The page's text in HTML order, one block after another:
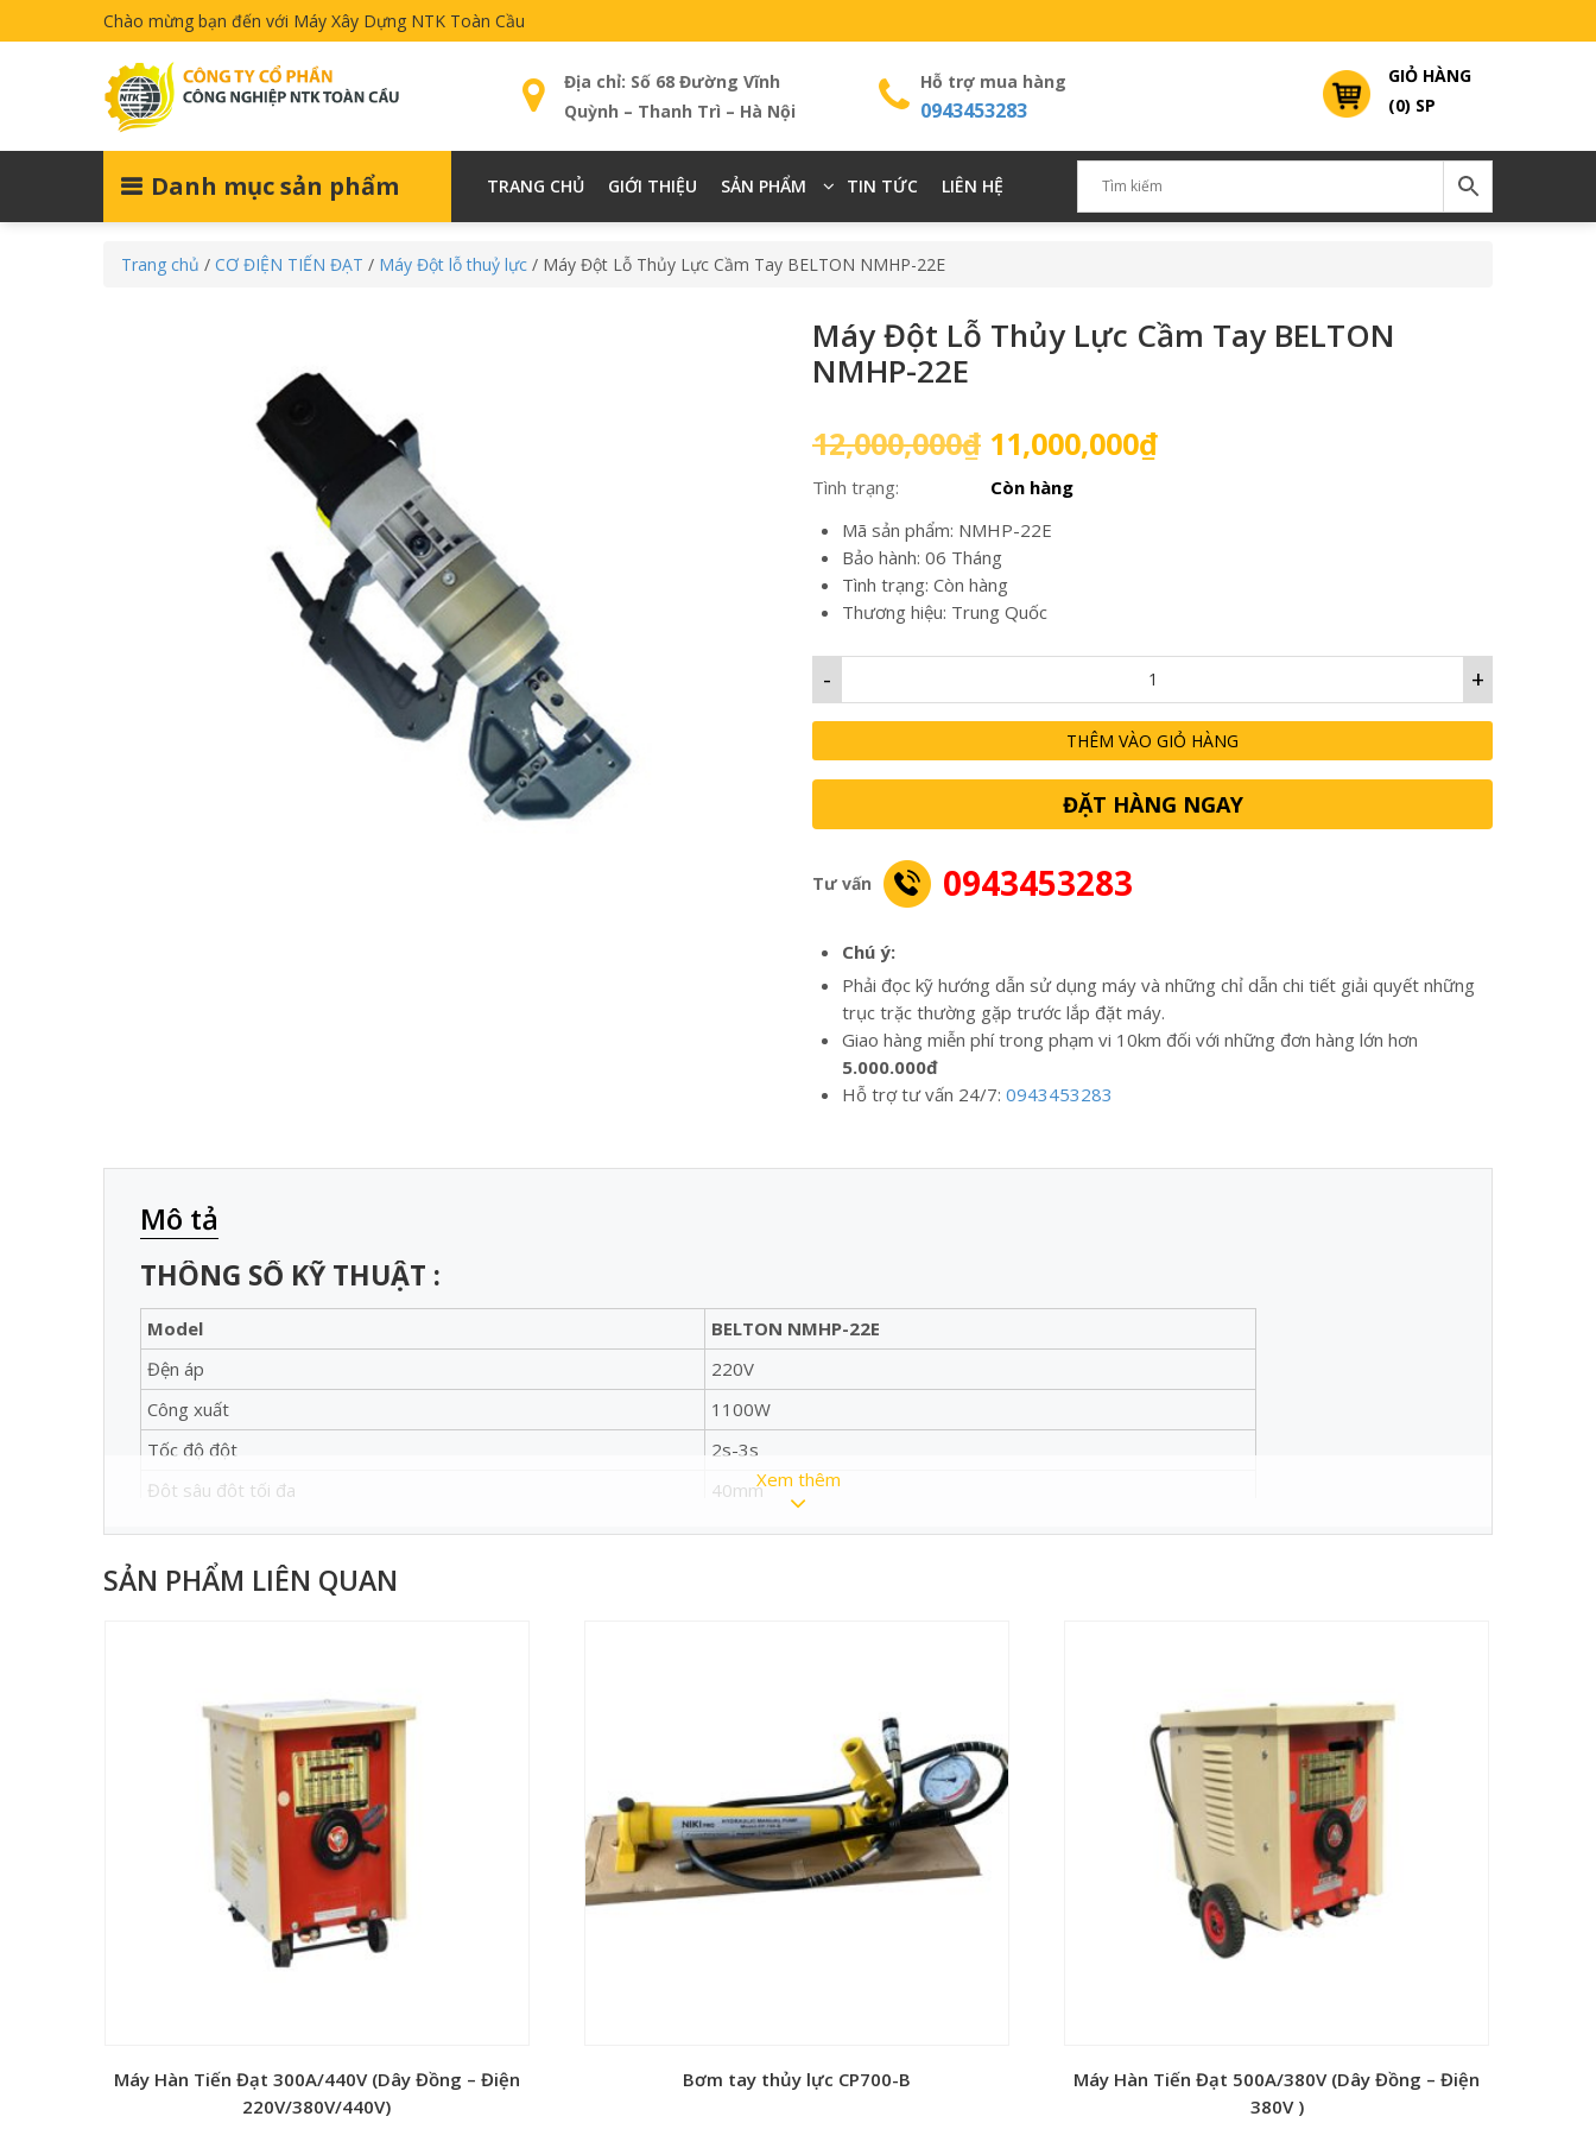
Chào mừng bạn đến với Máy Xây Dựng NTK Toàn Cầu
Địa chỉ: Số 68 Đường Vĩnh
Quỳnh – Thanh Trì – Hà Nội
Hỗ trợ mua hàng
0943453283
GIỎ HÀNG
(0) SP
Danh mục sản phẩm TRANG CHỦ GIỚI THIỆU SẢN PHẨM TIN TỨC LIÊN HỆ
Trang chủ / CƠ ĐIỆN TIẾN ĐẠT / Máy Đột lỗ thuỷ lực / Máy Đột Lỗ Thủy Lực Cầm Tay BELTON NMHP-22E
Máy Đột Lỗ Thủy Lực Cầm Tay BELTON
NMHP-22E
12,000,000₫ Giá
gốc
là:
12,000,000₫.
11,000,000₫Giá
Tình trạng:
Còn hàng
Mã sản phẩm: NMHP-22E
Bảo hành: 06 Tháng
Tình trạng: Còn hàng
Thương hiệu: Trung Quốc
+
-
THÊM VÀO GIỎ HÀNG
ĐẶT HÀNG NGAY
Tư vấn 0943453283
Chú ý:
Phải đọc kỹ hướng dẫn sử dụng máy và những chỉ dẫn chi tiết giải quyết những
trục trặc thường gặp trước lắp đặt máy.
Giao hàng miễn phí trong phạm vi 10km đối với những đơn hàng lớn hơn
5.000.000đ
Hỗ trợ tư vấn 24/7: 0943453283
Mô tả
THÔNG SỐ KỸ THUẬT :
Model
BELTON NMHP-22E
Đện áp
220V
Công xuất
1100W
Tốc độ đột
2s-3s
Đột sâu đột tối đa
40mm
Size đột lớn nhất
22.5mm
Size đột nhỏ nhất
Xem thêm
SẢN PHẨM LIÊN QUAN
Máy Hàn Tiến Đạt 300A/440V (Dây Đồng – Điện
220V/380V/440V)
Bơm tay thủy lực CP700-B
Máy Hàn Tiến Đạt 500A/380V (Dây Đồng – Điện
380V )